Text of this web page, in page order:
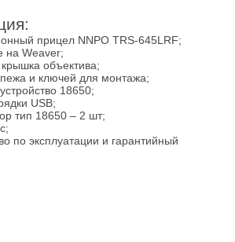
прицел NNPO TRS-645LRF;
на Weaver;
объектива;
и ключей для монтажа;
18650;
USB;
тип 18650 – 2 шт;
по эксплуатации и гарантийный